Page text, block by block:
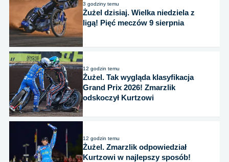
3 godziny temu
Żużel dzisiaj. Wielka niedziela z
ligą! Pięć meczów 9 sierpnia
12 godzin temu
Żużel. Tak wygląda klasyfikacja
Grand Prix 2026! Zmarzlik
odskoczył Kurtzowi
12 godzin temu
Żużel. Zmarzlik odpowiedział
Kurtzowi w najlepszy sposób!